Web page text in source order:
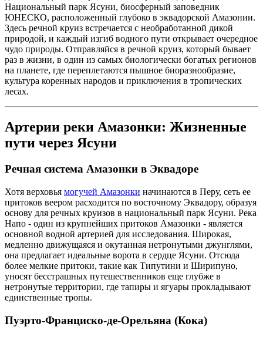
Национальный парк Ясуни, биосферный заповедник
ЮНЕСКО, расположенный глубоко в эквадорской Амазонии.
Здесь речной круиз встречается с необработанной дикой
природой, и каждый изгиб водного пути открывает очередное
чудо природы. Отправляйся в речной круиз, который бывает
раз в жизни, в один из самых биологически богатых регионов
на планете, где переплетаются пышное биоразнообразие,
культура коренных народов и приключения в тропических
лесах.
Артерии реки Амазонки: Жизненные
пути через Ясуни
Речная система Амазонки в Эквадоре
Хотя верховья могучей Амазонки начинаются в Перу, сеть ее
притоков веером расходится по восточному Эквадору, образуя
основу для речных круизов в национальный парк Ясуни. Река
Напо - один из крупнейших притоков Амазонки - является
основной водной артерией для исследования. Широкая,
медленно движущаяся и окутанная нетронутыми джунглями,
она предлагает идеальные ворота в сердце Ясуни. Отсюда
более мелкие притоки, такие как Типутини и Ширипуно,
уносят бесстрашных путешественников еще глубже в
нетронутые территории, где тапиры и ягуары прокладывают
единственные тропы.
Пуэрто-Франциско-де-Орельяна (Кока)